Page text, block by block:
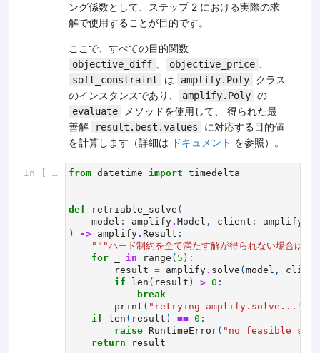
ング係数として、ステップ 2 における実際の求
解で使用することが目的です。
ここで、すべての目的関数
objective_diff objective_price
soft_constraint は amplify.Poly
クラス
のインスタンスであり、
amplify.Poly の
evaluate
メソッドを使用して、 得られた最
善解
result.best.values
に対応する目的値
を計算します（詳細は ドキュメント を参照）。
In [ ]: from datetime import timedelta
def retriable_solve (
model : amplify. Model , client : amplify
)
-> amplify. Result :
"""ハード制約を全て満たす解が得られない場合は
for
in range ( 5 ):
result = amplify. solve ( model ,
client
if
len ( result ) > 0 :
break
print ( "retrying amplify.solve..."
if
len ( result ) == 0 :
raise RuntimeError( "no feasible
return
result